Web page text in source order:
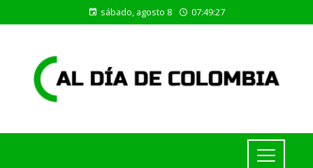
sábado, agosto 8 07:49:28